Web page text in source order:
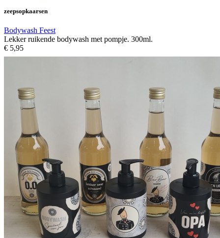
zeepsopkaarsen
Bodywash Feest
Lekker ruikende bodywash met pompje. 300ml.
€ 5,95